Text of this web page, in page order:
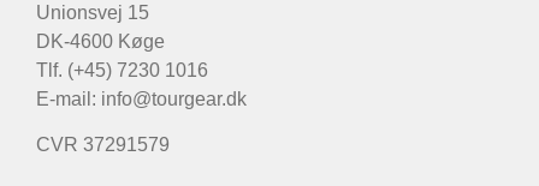
Unionsvej 15
DK-4600 Køge
Tlf. (+45) 7230 1016
E-mail: info@tourgear.dk
CVR 37291579